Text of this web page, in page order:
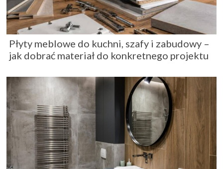
Płyty meblowe do kuchni, szafy i zabudowy –
jak dobrać materiał do konkretnego projektu